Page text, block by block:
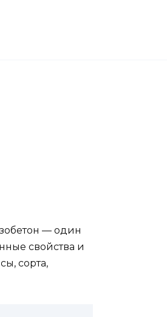
— один
свойства и
сорта,